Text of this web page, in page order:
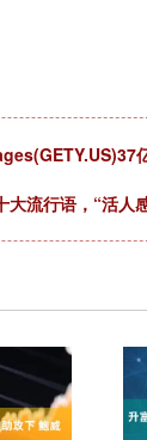
大流行语，“活人